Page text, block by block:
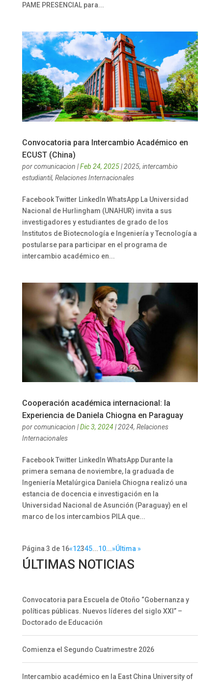
PAME PRESENCIAL para...
Convocatoria para Intercambio Académico en
ECUST (China)
porcomunicacion |Feb 24, 2025|2025, intercambio
estudiantil, Relaciones Internacionales
Facebook Twitter LinkedIn WhatsApp La Universidad
Nacional de Hurlingham (UNAHUR) invita a sus
investigadores y estudiantes de grado de los
Institutos de Biotecnología e Ingeniería y Tecnología a
postularse para participar en el programa de
intercambio académico en...
Cooperación académica internacional: la
Experiencia de Daniela Chiogna en Paraguay
porcomunicacion |Dic 3, 2024|2024, Relaciones
Internacionales
Facebook Twitter LinkedIn WhatsApp Durante la
primera semana de noviembre, la graduada de
Ingeniería Metalúrgica Daniela Chiogna realizó una
estancia de docencia e investigación en la
Universidad Nacional de Asunción (Paraguay) en el
marco de los intercambios PILA que...
Página 3 de 16«1 2345...10...»Última »
ÚLTIMAS NOTICIAS
Convocatoria para Escuela de Otoño “Gobernanza y
políticas públicas. Nuevos líderes del siglo XXI” –
Doctorado de Educación
Comienza el Segundo Cuatrimestre 2026
Intercambio académico en la East China University of